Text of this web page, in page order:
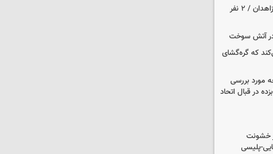
حمله مسلحانه به قهوه‌خانه‌ای در زاهدان / ۲ نفر
که گره‌گشای
مورد بررسی
در قبال اتحاد
خشونت
پلیسی